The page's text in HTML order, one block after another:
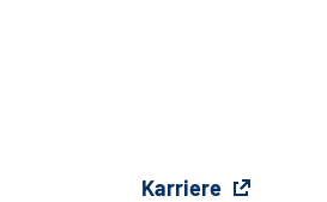
Karriere